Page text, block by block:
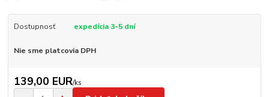
Dostupnosť expedícia 3-5 dní
Nie sme platcovia DPH
139,00 EUR/ks